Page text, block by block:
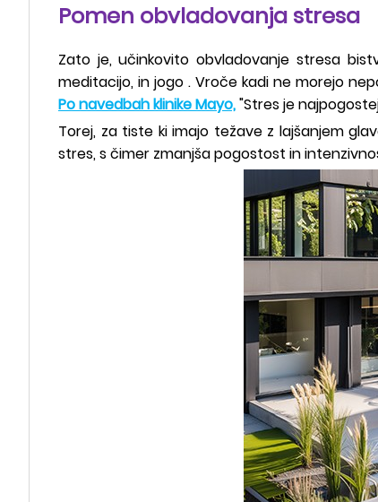
Pomen obvladovanja stresa
Zato je, učinkovito obvladovanje stresa
meditacijo, in jogo . Vroče kadi ne morejo
Po navedbah klinike Mayo,"Stres je
Torej, za tiste ki imajo težave z lajšanjem
stres, s čimer zmanjša pogostost in